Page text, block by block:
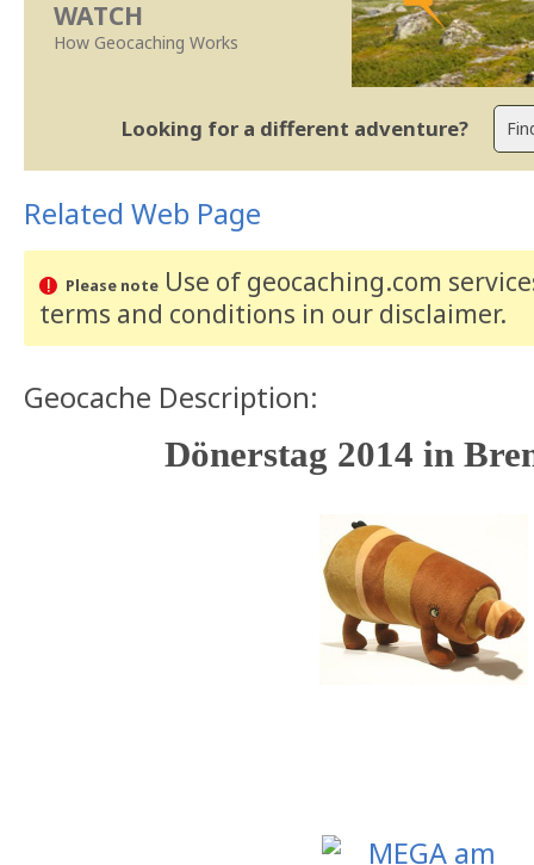
WATCH
How Geocaching Works
Looking for a different adventure?
Related Web Page
Please noteUse of geocaching.com
terms and conditions in our disclaimer.
Geocache Description:
Dönerstag 2014 in